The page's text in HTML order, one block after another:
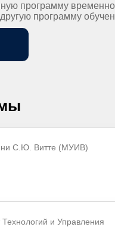
программу
программу
С.Ю. Витте (МУИВ)
и Управления